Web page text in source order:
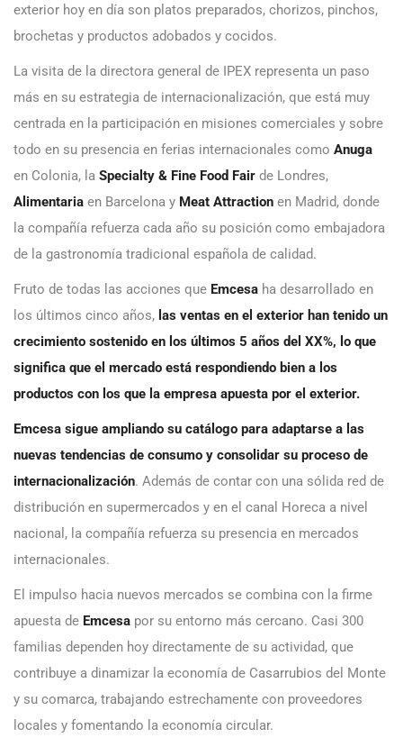
exterior hoy en día son platos preparados, chorizos, pinchos,
brochetas y productos adobados y cocidos.
La visita de la directora general de IPEX representa un paso
más en su estrategia de internacionalización, que está muy
centrada en la participación en misiones comerciales y sobre
todo en su presencia en ferias internacionales como Anuga
en Colonia, la Specialty & Fine Food Fair de Londres,
Alimentaria en Barcelona y Meat Attraction en Madrid, donde
la compañía refuerza cada año su posición como embajadora
de la gastronomía tradicional española de calidad.
Fruto de todas las acciones que Emcesa ha desarrollado en
los últimos cinco años, las ventas en el exterior han tenido un
crecimiento sostenido en los últimos 5 años del XX%, lo que
significa que el mercado está respondiendo bien a los
productos con los que la empresa apuesta por el exterior.
Emcesa sigue ampliando su catálogo para adaptarse a las
nuevas tendencias de consumo y consolidar su proceso de
internacionalización. Además de contar con una sólida red de
distribución en supermercados y en el canal Horeca a nivel
nacional, la compañía refuerza su presencia en mercados
internacionales.
El impulso hacia nuevos mercados se combina con la firme
apuesta de Emcesa por su entorno más cercano. Casi 300
familias dependen hoy directamente de su actividad, que
contribuye a dinamizar la economía de Casarrubios del Monte
y su comarca, trabajando estrechamente con proveedores
locales y fomentando la economía circular.